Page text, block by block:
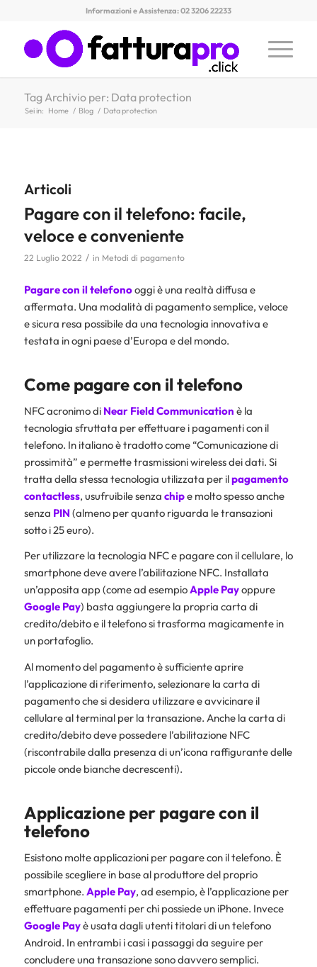
Informazioni e Assistenza: 02 3206 22233
Tag Archivio per: Data protection
Sei in: Home / Blog / Data protection
Articoli
Pagare con il telefono: facile,
veloce e conveniente
22 Luglio 2022 / in Metodi di pagamento
Pagare con il telefonooggi è una realtà diffusa e
affermata. Una modalità di pagamento semplice, veloce
e sicura resa possibile da una tecnologia innovativa e
testata in ogni paese d’Europa e del mondo.
Come pagare con il telefono
NFC acronimo di Near Field Communication è la
tecnologia sfruttata per effettuare i pagamenti con il
telefono. In italiano è tradotto come “Comunicazione di
prossimità” e permette trasmissioni wireless dei dati. Si
tratta della stessa tecnologia utilizzata per ilpagamento
contactless, usufruibile senza chipe molto spesso anche
senza PIN (almeno per quanto riguarda le transazioni
sotto i 25 euro).
Per utilizzare la tecnologia NFC e pagare con il cellulare, lo
smartphone deve avere l’abilitazione NFC. Installata
un’apposita app (come ad esempioApple Payoppure
Google Pay) basta aggiungere la propria carta di
credito/debito e il telefono si trasforma magicamente in
un portafoglio.
Al momento del pagamento è sufficiente aprire
l’applicazione di riferimento, selezionare la carta di
pagamento che si desidera utilizzare e avvicinare il
cellulare al terminal per la transazione. Anche la carta di
credito/debito deve possedere l’abilitazione NFC
(riscontrabile dalla presenza di un’icona raffigurante delle
piccole onde bianche decrescenti).
Applicazione per pagare con il
telefono
Esistono molte applicazioni per pagare con il telefono. È
possibile scegliere in base al produttore del proprio
smartphone. Apple Pay, ad esempio, è l’applicazione per
effettuare pagamenti per chi possiede un iPhone. Invece
Google Payè usata dagli utenti titolari di un telefono
Android. In entrambi i casi i passaggi da seguire per
concludere una transazione sono davvero semplici.